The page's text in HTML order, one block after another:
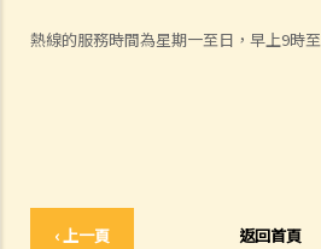
熱線的服務時間為星期一至日，早上9時
‹ 上一頁 返回首頁
6. 證明書（收費安排）
11. 審訊前的覆核